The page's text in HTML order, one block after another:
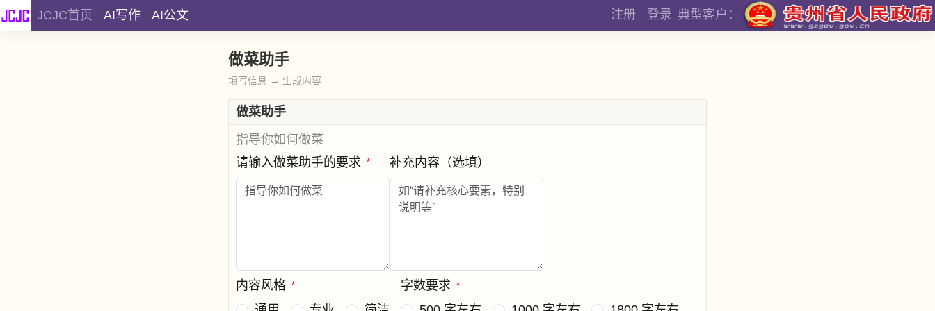
JCJC首页 AI写作 AI公文 注册 登录 典型客户：
做菜助手
填写信息 → 生成内容
做菜助手
指导你如何做菜
请输入做菜助手的要求 * 补充内容（选填）
内容风格 *
字数要求 *